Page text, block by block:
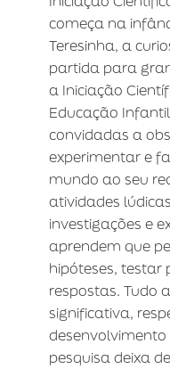
começa na
Teresinha, a
partida para
a Iniciação
Educação
convidadas a
experimentar e
mundo ao seu
atividades
investigações e
aprendem que
hipóteses, testar
respostas. Tudo
significativa,
pesquisa deixa